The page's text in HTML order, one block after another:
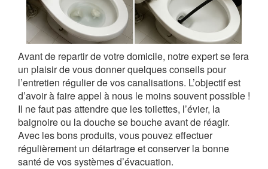
Avant de repartir de votre domicile, notre expert se fera
un plaisir de vous donner quelques conseils pour
l’entretien régulier de vos canalisations. L’objectif est
d’avoir à faire appel à nous le moins souvent possible !
Il ne faut pas attendre que les toilettes, l’évier, la
baignoire ou la douche se bouche avant de réagir.
Avec les bons produits, vous pouvez effectuer
régulièrement un détartrage et conserver la bonne
santé de vos systèmes d’évacuation.